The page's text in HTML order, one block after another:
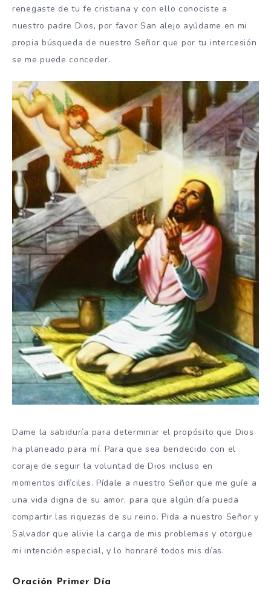
renegaste de tu fe cristiana y con ello conociste a
nuestro padre Dios, por favor San alejo ayúdame en mi
propia búsqueda de nuestro Señor que por tu intercesión
se me puede conceder.
Dame la sabiduría para determinar el propósito que Dios
ha planeado para mí. Para que sea bendecido con el
coraje de seguir la voluntad de Dios incluso en
momentos difíciles. Pídale a nuestro Señor que me guíe a
una vida digna de su amor, para que algún día pueda
compartir las riquezas de su reino. Pida a nuestro Señor y
Salvador que alivie la carga de mis problemas y otorgue
mi intención especial, y lo honraré todos mis días.
Oración Primer Día